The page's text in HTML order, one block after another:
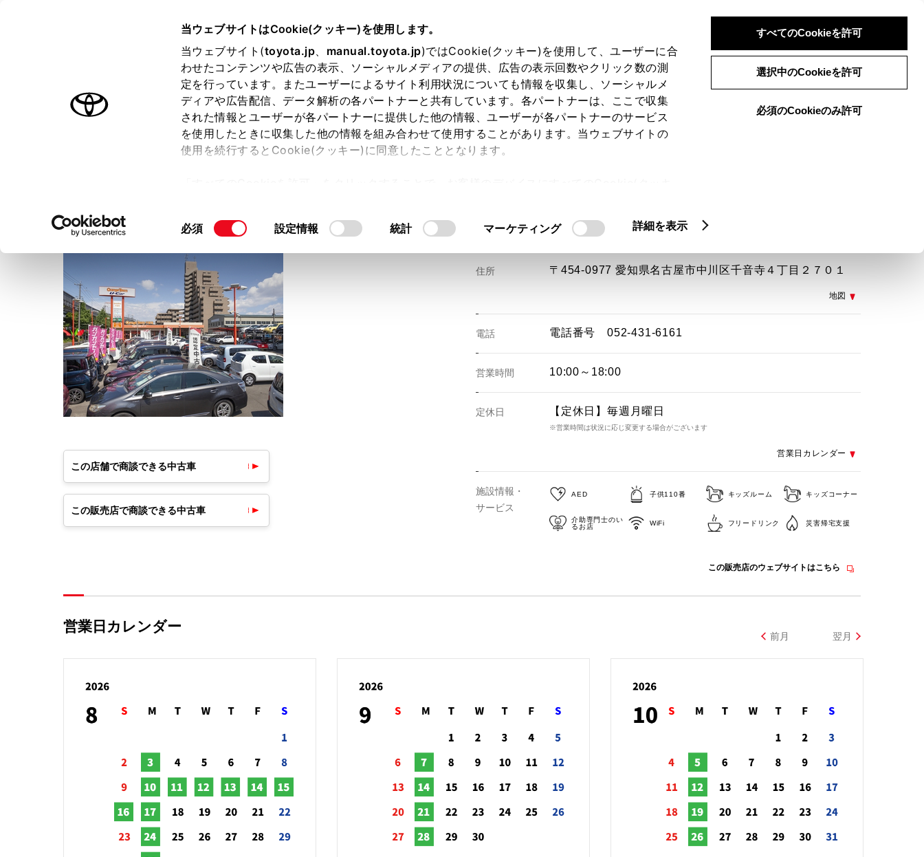
当ウェブサイトはCookie(クッキー)を使用します。
当ウェブサイト(toyota.jp、 manual.toyota.jp)ではCookie(クッキー)を使用して、ユーザーに合
わせたコンテンツや広告の表示、ソーシャルメディアの提供、広告の表示回数やクリック数の測
定を行っています。またユーザーによるサイト利用状況についても情報を収集し、ソーシャルメ
ディアや広告配信、データ解析の各パートナーと共有しています。各パートナーは、ここで収集
された情報とユーザーが各パートナーに提供した他の情報、ユーザーが各パートナーのサービス
を使用したときに収集した他の情報を組み合わせて使用することがあります。当ウェブサイトの
使用を続行するとCookie(クッキー)に同意したこととなります。
て」をご覧ください。
同
の
選
択
必須 設定情報 統計 マーケティング 詳細を表示
すべてのCookieを許可
選択中のCookieを許可
必須のCookieのみ許可
ログイン 検索 メニュー
オーナーサポート トピックス
トヨタ認定中古車 メニュー
トヨタ認定中古車の魅力 3つの買い方 オンライン購入 お気に入り
オレンジタウン千音寺店
この店舗で商談できる中古車
この販売店で商談できる中古車
住所 〒454-0977 愛知県名古屋市中川区千音寺４丁目２７０１
地図
電話 電話番号 052-431-6161
営業時間 10:00～18:00
定休日 【定休日】毎週月曜日
※営業時間は状況に応じ変更する場合がございます
営業日カレンダー
施設情報・
サービス
AED 子供110番 キッズルーム キッズコーナー
介助専門士のい
るお店
WiFi フリードリンク 災害帰宅支援
この販売店のウェブサイトはこちら
営業日カレンダー
前月 翌月